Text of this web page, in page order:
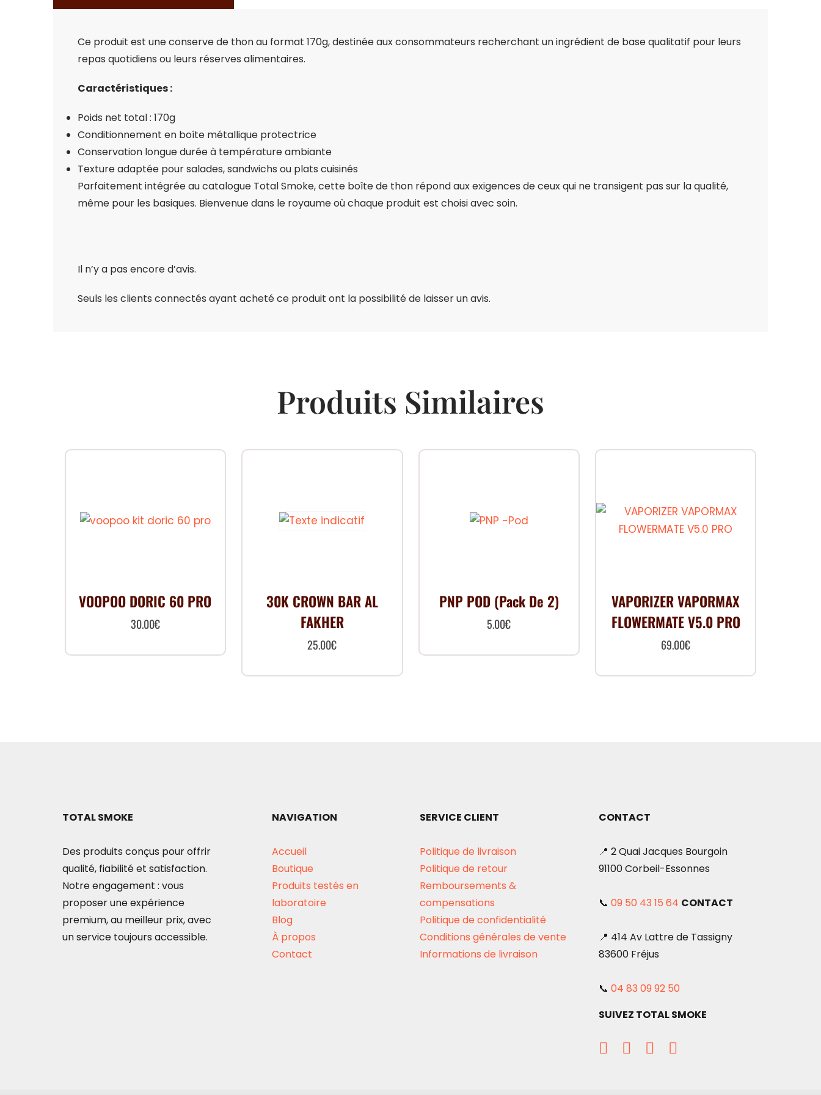
Ce produit est une conserve de thon au format 170g, destinée aux consommateurs recherchant un ingrédient de base qualitatif pour leurs
repas quotidiens ou leurs réserves alimentaires.
Caractéristiques :
Poids net total : 170g
Conditionnement en boîte métallique protectrice
Conservation longue durée à température ambiante
Texture adaptée pour salades, sandwichs ou plats cuisinés
Parfaitement intégrée au catalogue Total Smoke, cette boîte de thon répond aux exigences de ceux qui ne transigent pas sur la qualité,
même pour les basiques. Bienvenue dans le royaume où chaque produit est choisi avec soin.
Il n’y a pas encore d’avis.
Seuls les clients connectés ayant acheté ce produit ont la possibilité de laisser un avis.
Produits Similaires
VOOPOO DORIC 60 PRO
30.00€
30K CROWN BAR AL
FAKHER
25.00€
page
du
PNP POD (Pack De 2)
5.00€
VAPORIZER VAPORMAX
FLOWERMATE V5.0 PRO
69.00€
TOTAL SMOKE
Des produits conçus pour offrir
qualité, fiabilité et satisfaction.
Notre engagement : vous
proposer une expérience
premium, au meilleur prix, avec
un service toujours accessible.
NAVIGATION
Accueil
Boutique
Produits testés en
laboratoire
Blog
À propos
Contact
SERVICE CLIENT
Politique de livraison
Politique de retour
Remboursements &
compensations
Politique de confidentialité
Conditions générales de vente
Informations de livraison
CONTACT
📍 2 Quai Jacques Bourgoin
91100 Corbeil-Essonnes
📞 09 50 43 15 64 CONTACT
📍 414 Av Lattre de Tassigny
83600 Fréjus
📞 04 83 09 92 50
SUIVEZ TOTAL SMOKE